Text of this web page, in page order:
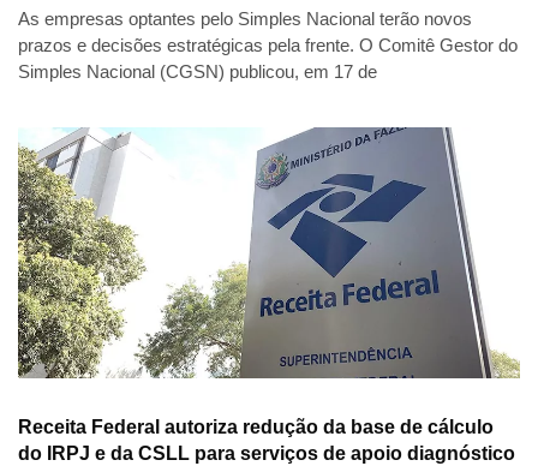
As empresas optantes pelo Simples Nacional terão novos
prazos e decisões estratégicas pela frente. O Comitê Gestor do
Simples Nacional (CGSN) publicou, em 17 de
Receita Federal autoriza redução da base de cálculo
do IRPJ e da CSLL para serviços de apoio diagnóstico